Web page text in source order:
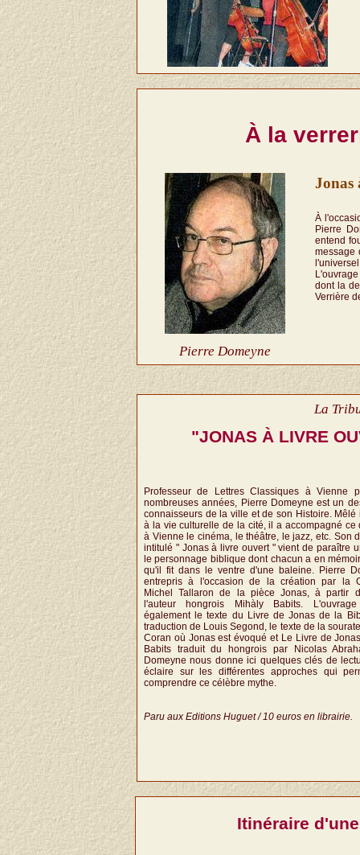
À la
Pierre Domeyne
Jonas
À
Pierre
entend
message
dont la
Verrière
La
"JONAS À LIVRE
Professeur de Lettres Classiques à Vienne
nombreuses années, Pierre Domeyne est un
connaisseurs de la ville et de son Histoire. Mêlé
à la vie culturelle de la cité, il a accompagné ce
à Vienne le cinéma, le théâtre, le jazz, etc. Son
intitulé " Jonas à livre ouvert " vient de paraître
le personnage biblique dont chacun a en
qu'il fit dans le ventre d'une baleine. Pierre
entrepris à l'occasion de la création par la
Michel Tallaron de la pièce Jonas, à partir
l'auteur hongrois Mihàly Babits. L'ouvrage
également le texte du Livre de Jonas de la
traduction de Louis Segond, le texte de la
Coran où Jonas est évoqué et Le Livre de
Babits traduit du hongrois par Nicolas
Domeyne nous donne ici quelques clés de
éclaire sur les différentes approches qui
comprendre ce célèbre mythe.
Paru aux Editions Huguet / 10 euros en librairie.
Itinéraire